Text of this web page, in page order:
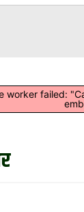
worker failed: